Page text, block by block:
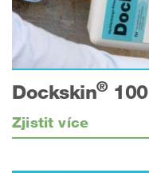
Dockskin®100
Zjistit více